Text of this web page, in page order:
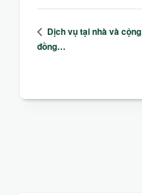
Dịch vụ tại nhà và cộng
đồng…